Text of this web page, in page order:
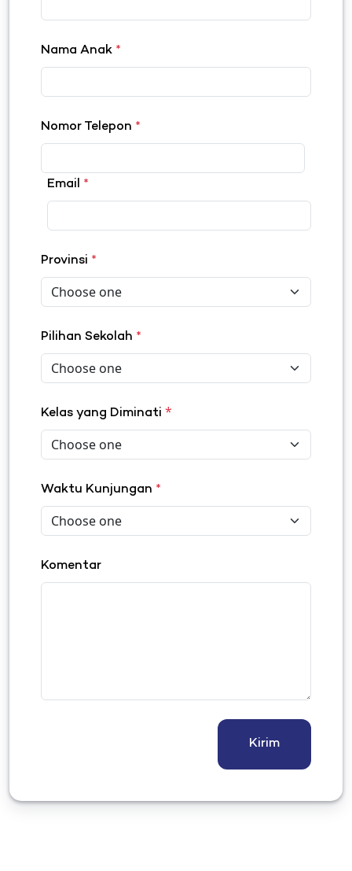
Nama Anak *
Nomor Telepon *
Email *
Provinsi *
Pilihan Sekolah *
Kelas yang Diminati *
Waktu Kunjungan *
Komentar
Kirim